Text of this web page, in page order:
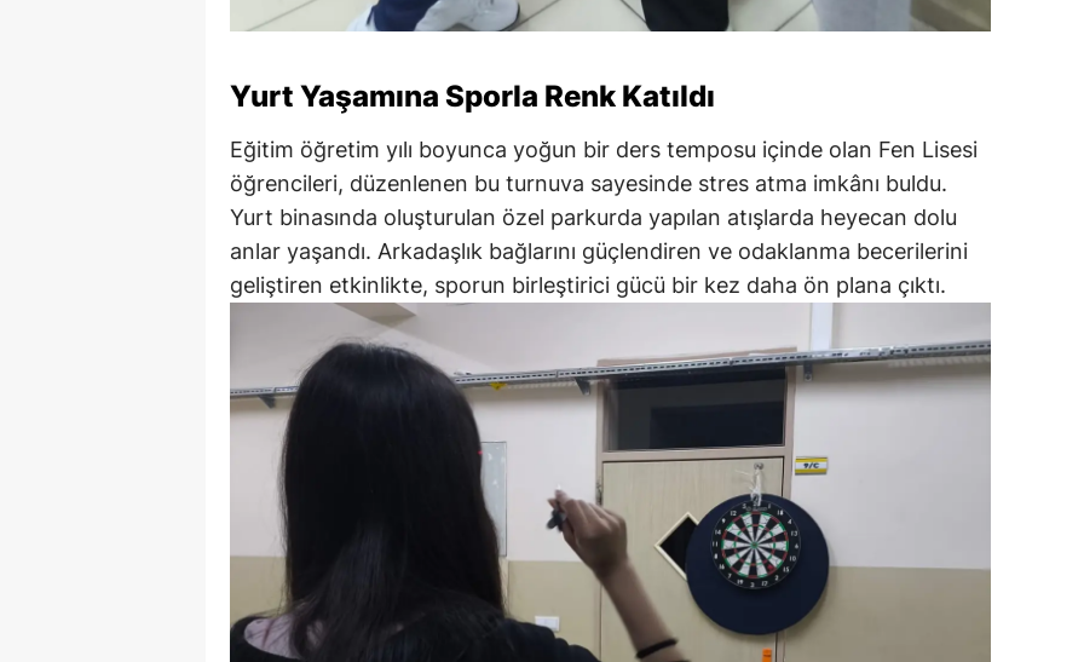
Yurt Yaşamına Sporla Renk Katıldı
Eğitim öğretim yılı boyunca yoğun bir ders temposu içinde olan Fen Lisesi
öğrencileri, düzenlenen bu turnuva sayesinde stres atma imkânı buldu.
Yurt binasında oluşturulan özel parkurda yapılan atışlarda heyecan dolu
anlar yaşandı. Arkadaşlık bağlarını güçlendiren ve odaklanma becerilerini
geliştiren etkinlikte, sporun birleştirici gücü bir kez daha ön plana çıktı.